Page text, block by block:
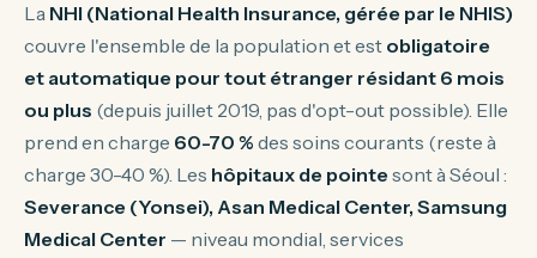
La NHI (National Health Insurance, gérée par le NHIS)
couvre l'ensemble de la population et est obligatoire
et automatique pour tout étranger résidant 6 mois
ou plus (depuis juillet 2019, pas d'opt-out possible). Elle
prend en charge 60-70 % des soins courants (reste à
charge 30-40 %). Les hôpitaux de pointe sont à Séoul :
Severance (Yonsei), Asan Medical Center, Samsung
Medical Center — niveau mondial, services